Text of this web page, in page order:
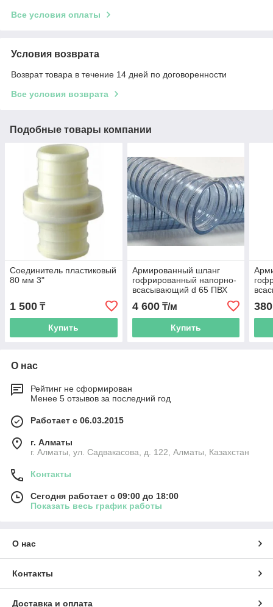
Все условия оплаты
Условия возврата
Возврат товара в течение 14 дней по договоренности
Все условия возврата
Подобные товары компании
Соединитель пластиковый
80 мм 3"
1 500 ₸
Купить
Армированный шланг
гофрированный напорно-
всасывающий d 65 ПВХ
4 600₸/м
Купить
О нас
Рейтинг не сформирован
Менее 5 отзывов за последний год
Работает с 06.03.2015
г. Алматы
г. Алматы, ул. Садвакасова, д. 122, Алматы, Казахстан
Контакты
Сегодня работает с 09:00 до 18:00
Показать весь график работы
О нас
Контакты
Доставка и оплата